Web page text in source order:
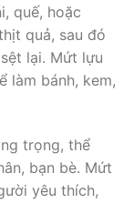
quế, hoặc
quả, sau đó
lại. Mứt lựu
làm bánh, kem,
trọng, thể
bạn bè. Mứt
yêu thích,